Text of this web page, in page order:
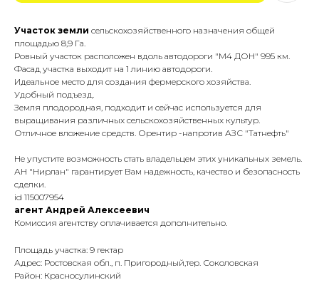
Участок земли сельскохозяйственного назначения общей
площадью 8,9 Га.
Ровный участок расположен вдоль автодороги "М4 ДОН" 995 км.
Фасад участка выходит на 1 линию автодороги.
Идеальное место для создания фермерского хозяйства.
Удобный подъезд.
Земля плодородная, подходит и сейчас используется для
выращивания различных сельскохозяйственных культур.
Отличное вложение средств. Орентир -напротив АЗС "Татнефть"
Не упустите возможность стать владельцем этих уникальных земель.
АН "Нирлан" гарантирует Вам надежность, качество и безопасность
сделки.
id 115007954
агент Андрей Алексеевич
Комиссия агентству оплачивается дополнительно.
Площадь участка: 9 гектар
Адрес: Ростовская обл., п. Пригородный,тер. Соколовская
Район: Красносулинский